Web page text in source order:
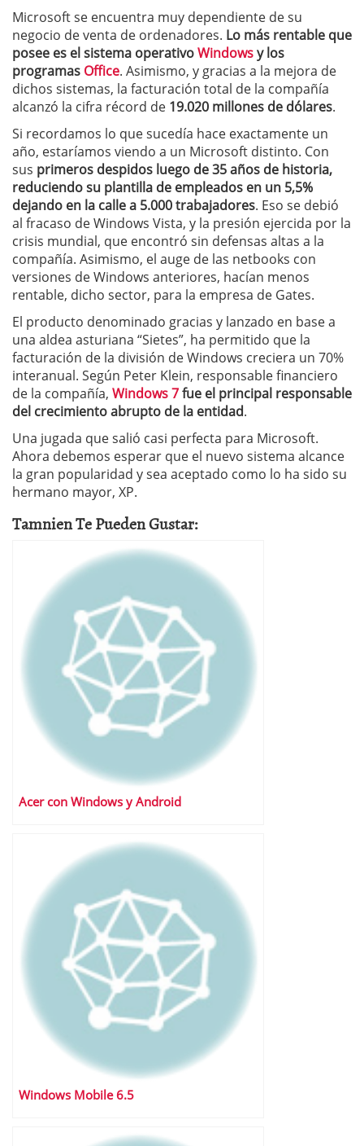
Microsoft se encuentra muy dependiente de su
negocio de venta de ordenadores. Lo más rentable que
posee es el sistema operativoWindowsy los
programas Office. Asimismo, y gracias a la mejora de
dichos sistemas, la facturación total de la compañía
alcanzó la cifra récord de 19.020 millones de dólares.
Si recordamos lo que sucedía hace exactamente un
año, estaríamos viendo a un Microsoft distinto. Con
sus primeros despidos luego de 35 años de historia,
reduciendo su plantilla de empleados en un 5,5%
dejando en la calle a 5.000 trabajadores. Eso se debió
al fracaso de Windows Vista, y la presión ejercida por la
crisis mundial, que encontró sin defensas altas a la
compañía. Asimismo, el auge de las netbooks con
versiones de Windows anteriores, hacían menos
rentable, dicho sector, para la empresa de Gates.
El producto denominado gracias y lanzado en base a
una aldea asturiana “Sietes”, ha permitido que la
facturación de la división de Windows creciera un 70%
interanual. Según Peter Klein, responsable financiero
de la compañía, Windows 7fue el principal responsable
del crecimiento abrupto de la entidad.
Una jugada que salió casi perfecta para Microsoft.
Ahora debemos esperar que el nuevo sistema alcance
la gran popularidad y sea aceptado como lo ha sido su
hermano mayor, XP.
Tamnien Te Pueden Gustar:
Acer con Windows y Android
Windows Mobile 6.5